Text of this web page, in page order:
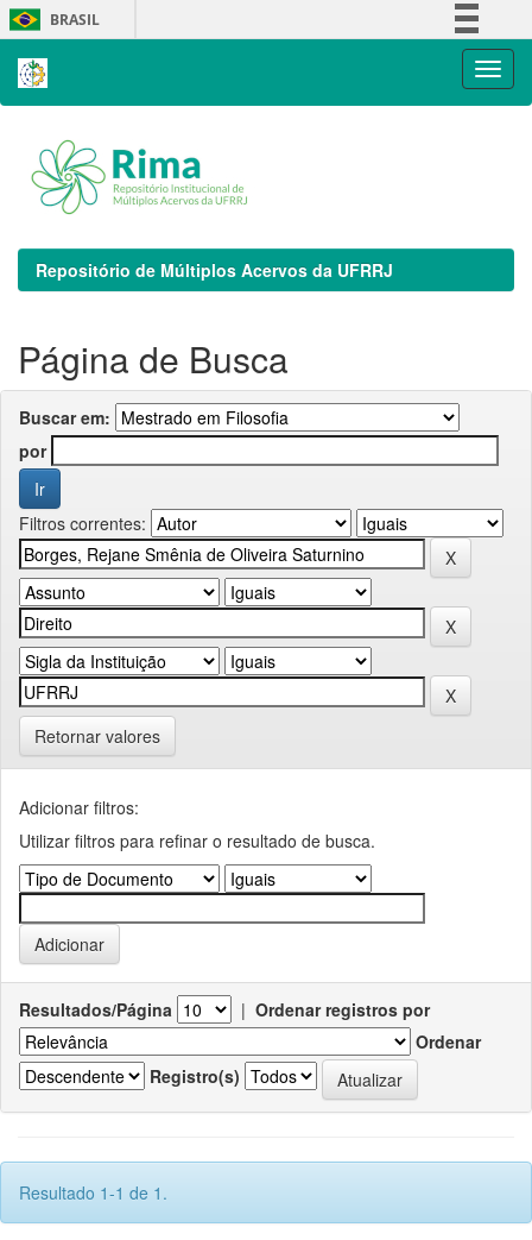
Skip
navigation
BRASIL
Repositório de Múltiplos Acervos da UFRRJ
Página de Busca
Buscar em:
por
Filtros correntes:
Retornar valores
Adicionar filtros:
Utilizar filtros para refinar o resultado de busca.
Resultados/Página | Ordenar registros por
Ordenar
Registro(s)
Resultado 1-1 de 1.